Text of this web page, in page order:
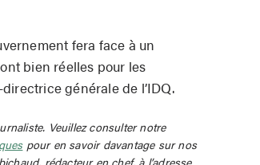
fera face à un
bien réelles pour les
générale de l’IDQ.
Veuillez consulter notre
pour en savoir davantage sur nos
rédacteur en chef, à l’adresse